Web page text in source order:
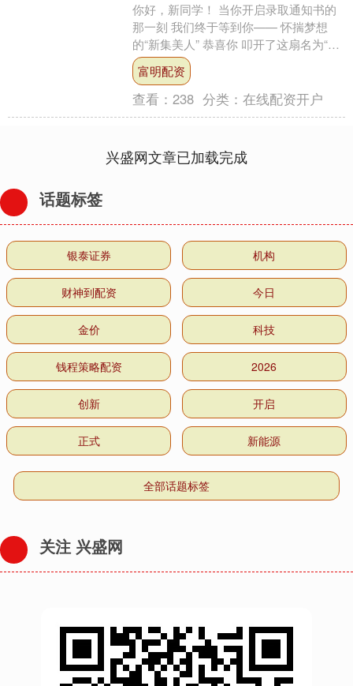
你好，新同学！ 当你开启录取通知书的
那一刻 我们终于等到你—— 怀揣梦想
的“新集美人” 恭喜你 叩开了这扇名为“大
学”的时光之门 也踏入了陈嘉庚先生倾注
毕生心血....
富明配资
查看：238 分类：在线配资开户
兴盛网文章已加载完成
话题标签
银泰证券 机构
财神到配资 今日
金价 科技
钱程策略配资 2026
创新 开启
正式 新能源
全部话题标签
关注 兴盛网